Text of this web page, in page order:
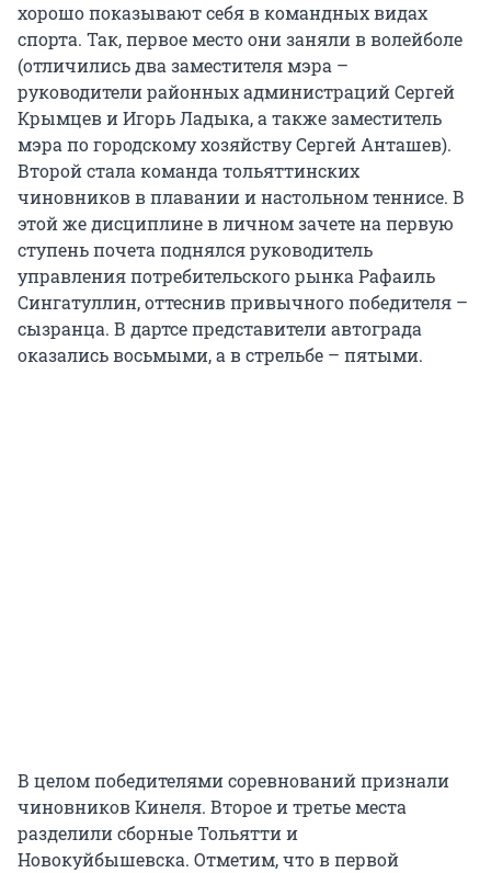
хорошо показывают себя в командных видах
спорта. Так, первое место они заняли в волейболе
(отличились два заместителя мэра –
руководители районных администраций Сергей
Крымцев и Игорь Ладыка, а также заместитель
мэра по городскому хозяйству Сергей Анташев).
Второй стала команда тольяттинских
чиновников в плавании и настольном теннисе. В
этой же дисциплине в личном зачете на первую
ступень почета поднялся руководитель
управления потребительского рынка Рафаиль
Сингатуллин, оттеснив привычного победителя –
сызранца. В дартсе представители автограда
оказались восьмыми, а в стрельбе – пятыми.
В целом победителями соревнований признали
чиновников Кинеля. Второе и третье места
разделили сборные Тольятти и
Новокуйбышевска. Отметим, что в первой